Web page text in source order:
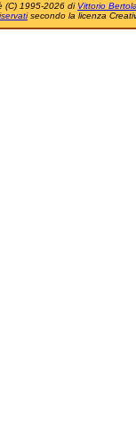
(C) 1995-2026 di Vittorio Bertola
secondo la licenza